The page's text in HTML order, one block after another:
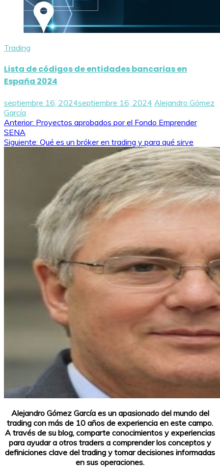
Trading
Lista de códigos de entidades bancarias en
España 2024
septiembre 16, 2024septiembre 16, 2024 Alejandro Gómez
García
Navegación
de
Anterior: Proyectos aprobados por el Fondo Emprender
SENA
Siguiente: Qué es un bróker en trading y para qué sirve
Alejandro Gómez García es un apasionado del mundo del
trading con más de 10 años de experiencia en este campo.
A través de su blog, comparte conocimientos y experiencias
para ayudar a otros traders a comprender los conceptos y
definiciones clave del trading y tomar decisiones informadas
en sus operaciones.